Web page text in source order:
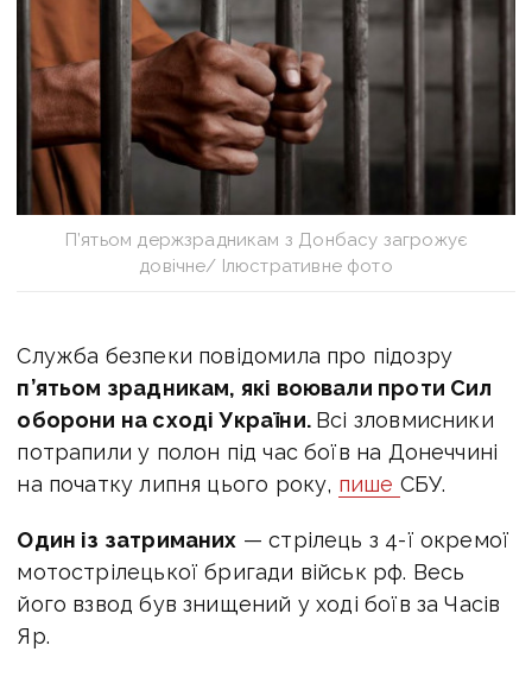
П’ятьом держзрадникам з Донбасу загрожує
довічне/ Ілюстративне фото
Служба безпеки повідомила про підозру
п’ятьом зрадникам, які воювали проти Сил
оборони на сході України. Всі зловмисники
потрапили у полон під час боїв на Донеччині
на початку липня цього року, пише СБУ.
Один із затриманих — стрілець з 4-ї окремої
мотострілецької бригади військ рф. Весь
його взвод був знищений у ході боїв за Часів
Яр.